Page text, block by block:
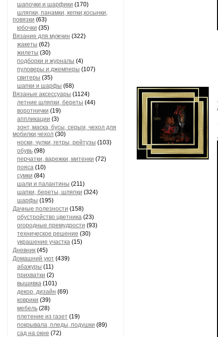
шапочки и шарфики (170)
шляпки, панамки, кепки,косынки,
повязки (63)
юбочки (35)
Вязание для мужчин (322)
жакеты (62)
жилеты (30)
подборки и журналы (4)
пуловеры и джемперы (107)
свитеры (35)
шапки и шарфы (68)
Вязаные аксессуары (1124)
летние шляпки, береты (44)
воротнички (19)
аппликации (3)
зонт, маска, бусы, серьги, чехол для
мобилки,чехол (30)
носки, чулки, гетры, рейтузы (103)
обувь (98)
перчатки, варежки, митенки (72)
пояса (10)
сумки (84)
шали и палантины (211)
шапки, береты, шляпки (324)
шарфы (195)
Дачные полезности (158)
обустройство цветника (23)
огородные премудрости (93)
техническое решение (30)
украшение участка (15)
Дневник (45)
Домашний уют (439)
абажуры (11)
прихватки (2)
вышивка (101)
декор, дизайн (69)
коврики (39)
мебель (28)
плетение из газет (19)
покрывала, пледы, подушки (89)
сад на окне (72)